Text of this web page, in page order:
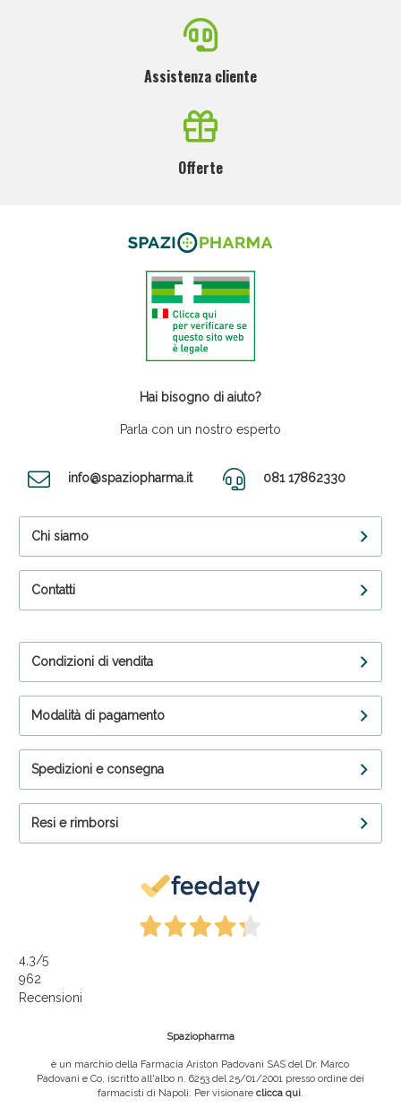
Assistenza cliente
Offerte
Hai bisogno di aiuto?
Parla con un nostro esperto
info@spaziopharma.it 081 17862330
Chi siamo
Contatti
Condizioni di vendita
Modalità di pagamento
Spedizioni e consegna
Resi e rimborsi
4,3/5
962
Recensioni
Spaziopharma
è un marchio della Farmacia Ariston Padovani SAS del Dr. Marco
Padovani e Co, iscritto all'albo n. 6253 del 25/01/2001 presso ordine dei
farmacisti di Napoli. Per visionare clicca qui.